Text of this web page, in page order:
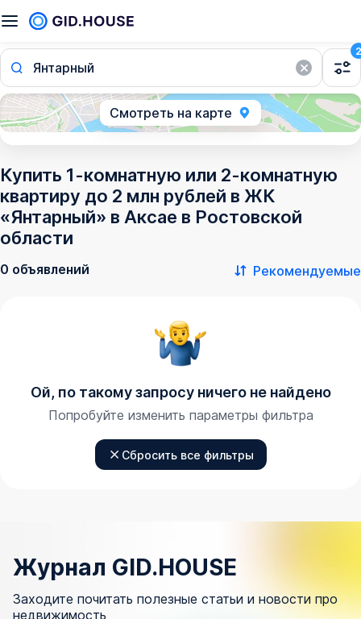
Янтарный
2
Смотреть на карте
Купить 1-комнатную или 2-комнатную
квартиру до 2 млн рублей в ЖК
«Янтарный» в Аксае в Ростовской
области
0 объявлений Рекомендуемые
Ой, по такому запросу ничего не найдено
Попробуйте изменить параметры фильтра
Сбросить все фильтры
Журнал GID.HOUSE
Заходите почитать полезные статьи и новости про
недвижимость